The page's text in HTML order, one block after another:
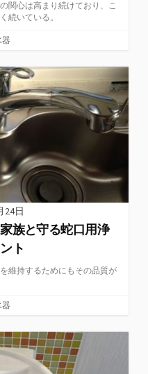
関心は高まり続けており、こ
続いている。
器
24日
族と守る蛇口用浄
ト
維持するためにもその品質が
器